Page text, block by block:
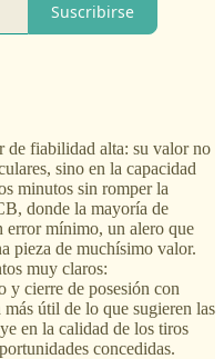
Suscribirse
de fiabilidad alta: su valor no
sino en la capacidad
minutos sin romper la
donde la mayoría de
error mínimo, un alero que
pieza de muchísimo valor.
muy claros:
y cierre de posesión con
útil de lo que sugieren las
en la calidad de los tiros
concedidas.